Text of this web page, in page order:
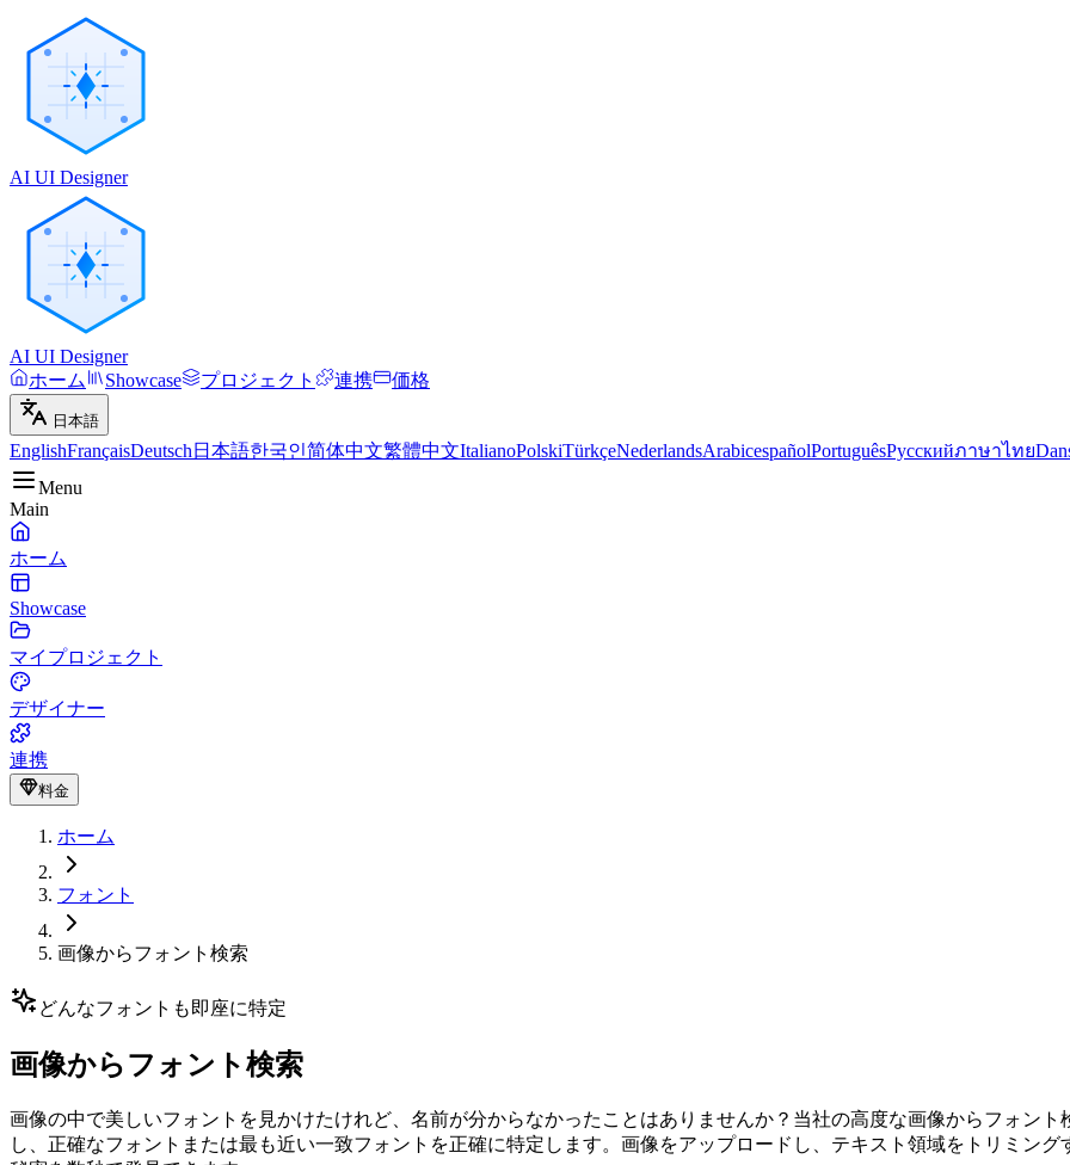
AI UI Designer
AI UI Designer
ホーム
Showcase プロジェクト 連携 価格
日本語
EnglishFrançaisDeutsch 日本語한국인简体中文繁體中文ItalianoPolskiTürkçeNederlandsArabicespañolPortuguêsРусскийภาษาไทย
Menu
Main
ホーム
Showcase
マイプロジェクト
デザイナー
連携
料金
ホーム
フォント
画像からフォント検索
どんなフォントも即座に特定
画像からフォント検索
画像の中で美しいフォントを見かけたけれど、名前が分からなかったことはありませんか？当社の高度な画像からフォン
し、正確なフォントまたは最も近い一致フォントを正確に特定します。画像をアップロードし、テキスト領域をトリミン